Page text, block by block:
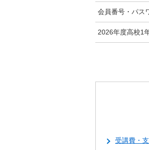
会員番号・パス
2026年度高校1
受講費・